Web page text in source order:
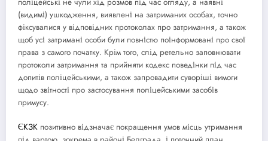
поліцейські не чули хід розмов під час огляду, а наявні
(видимі) ушкодження, виявлені на затриманих особах, точно
фіксувалися у відповідних протоколах про затримання, а також
щоб усі затримані особи були повністю поінформовані про свої
права з самого початку. Крім того, слід ретельно заповнювати
протоколи затримання та прийняти кодекс поведінки під час
допитів поліцейськими, а також запровадити суворіші вимоги
щодо звітності про застосування поліцейськими засобів
примусу.
ЄКЗК позитивно відзначає покращення умов місць утримання